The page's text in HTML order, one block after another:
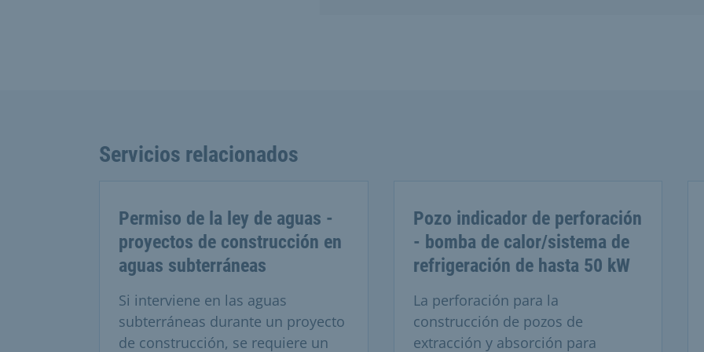
Servicios relacionados
Permiso de la ley de aguas -
proyectos de construcción en
aguas subterráneas
Si interviene en las aguas
subterráneas durante un proyecto
de construcción, se requiere un
Pozo indicador de perforación
- bomba de calor/sistema de
refrigeración de hasta 50 kW
La perforación para la
construcción de pozos de
extracción y absorción para